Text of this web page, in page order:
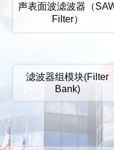
声表面波滤波器（
Filter）
滤波器组模块(Filter
Bank)